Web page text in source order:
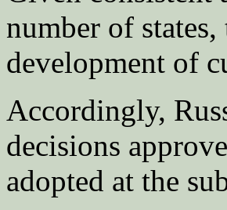
number of
development of
Accordingly,
decisions
adopted at the